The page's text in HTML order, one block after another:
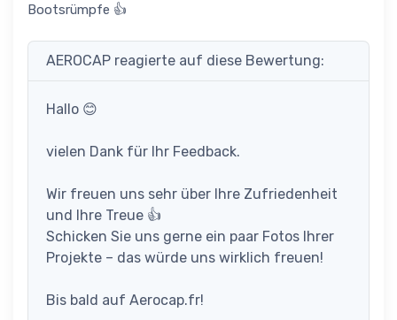
Bootsrümpfe 👍
AEROCAP reagierte auf diese Bewertung:
Hallo 😊
vielen Dank für Ihr Feedback.
Wir freuen uns sehr über Ihre Zufriedenheit
und Ihre Treue 👍
Schicken Sie uns gerne ein paar Fotos Ihrer
Projekte – das würde uns wirklich freuen!
Bis bald auf Aerocap.fr!